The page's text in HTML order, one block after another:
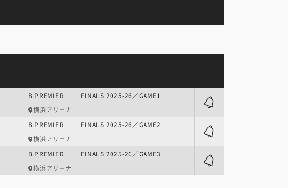
B.PREMIER | FINALS 2025-26／GAME1
横浜アリーナ
B.PREMIER | FINALS 2025-26／GAME2
横浜アリーナ
B.PREMIER | FINALS 2025-26／GAME3
横浜アリーナ